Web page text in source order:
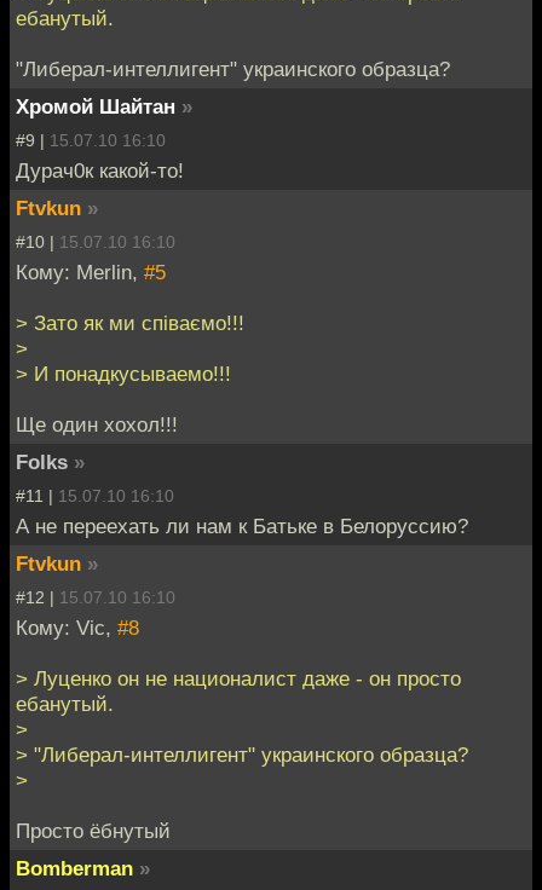
ебанутый.
"Либерал-интеллигент" украинского образца?
Хромой Шайтан »
#9 | 15.07.10 16:10
Дурач0к какой-то!
Ftvkun »
#10 | 15.07.10 16:10
Кому: Merlin, #5
> Зато як ми співаємо!!!
>
> И понадкусываемо!!!
Ще один хохол!!!
Folks »
#11 | 15.07.10 16:10
А не переехать ли нам к Батьке в Белоруссию?
Ftvkun »
#12 | 15.07.10 16:10
Кому: Vic, #8
> Луценко он не националист даже - он просто
ебанутый.
>
> "Либерал-интеллигент" украинского образца?
>
Просто ёбнутый
Bomberman »